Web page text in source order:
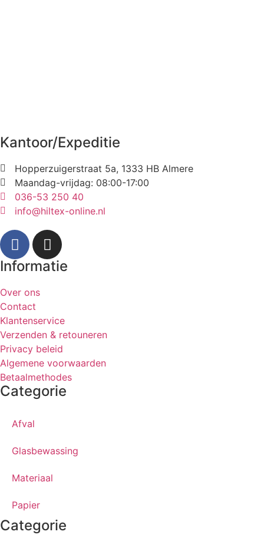
Kantoor/Expeditie
Hopperzuigerstraat 5a, 1333 HB Almere
Maandag-vrijdag: 08:00-17:00
036-53 250 40
info@hiltex-online.nl
Informatie
Over ons
Contact
Klantenservice
Verzenden & retouneren
Privacy beleid
Algemene voorwaarden
Betaalmethodes
Categorie
Afval
Glasbewassing
Materiaal
Papier
Categorie